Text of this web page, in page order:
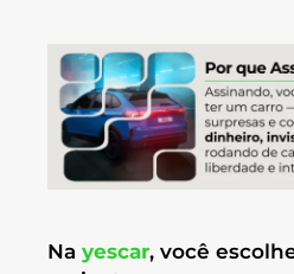
Na yescar, você